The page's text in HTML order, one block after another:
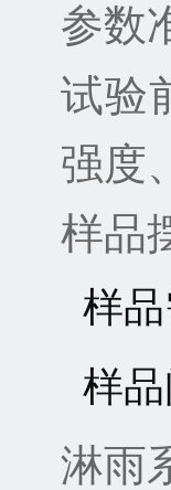
参数
试验
强度
样品
样
样
淋雨